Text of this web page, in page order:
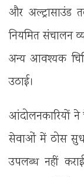
और अल्ट्रासाउंड
नियमित संचालन
अन्य आवश्यक
उठाई।
आंदोलनकारियों ने
सेवाओं में ठोस
उपलब्ध नहीं